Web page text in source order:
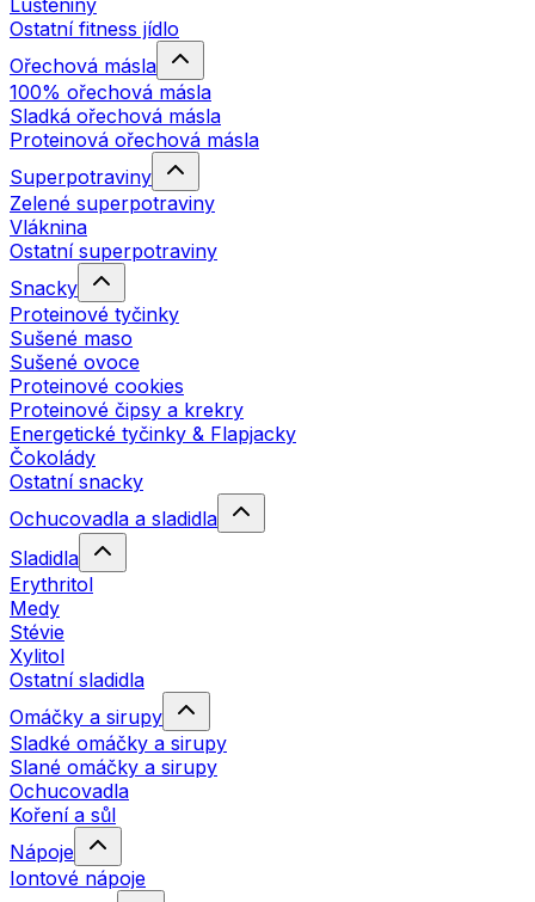
Luštěniny
Ostatní fitness jídlo
Ořechová másla
100% ořechová másla
Sladká ořechová másla
Proteinová ořechová másla
Superpotraviny
Zelené superpotraviny
Vláknina
Ostatní superpotraviny
Snacky
Proteinové tyčinky
Sušené maso
Sušené ovoce
Proteinové cookies
Proteinové čipsy a krekry
Energetické tyčinky & Flapjacky
Čokolády
Ostatní snacky
Ochucovadla a sladidla
Sladidla
Erythritol
Medy
Stévie
Xylitol
Ostatní sladidla
Omáčky a sirupy
Sladké omáčky a sirupy
Slané omáčky a sirupy
Ochucovadla
Koření a sůl
Nápoje
Iontové nápoje